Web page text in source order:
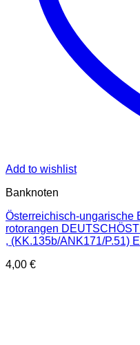
Add to wishlist
Banknoten
Österreichisch-ungarische
rotorangen
, (KK.135b/ANK171/P.51)
4,00 €